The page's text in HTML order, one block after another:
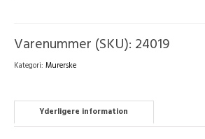
Varenummer (SKU): 24019
Kategori: Murerske
Yderligere information